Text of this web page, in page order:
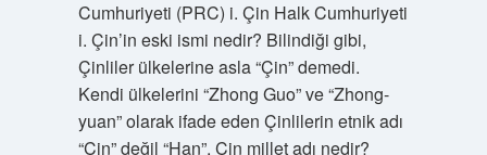
Cumhuriyeti (PRC) i. Çin Halk Cumhuriyeti
i. Çin’in eski ismi nedir? Bilindiği gibi,
Çinliler ülkelerine asla “Çin” demedi.
Kendi ülkelerini “Zhong Guo” ve “Zhong-
yuan” olarak ifade eden Çinlilerin etnik adı
“Çin” değil “Han”. Çin millet adı nedir?